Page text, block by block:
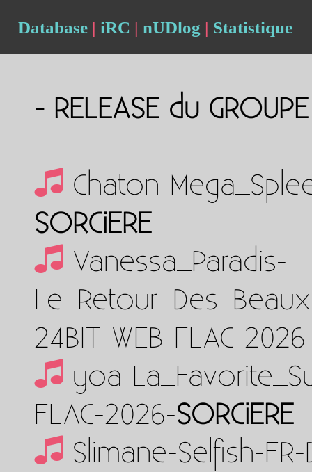
Database | iRC | nUDlog | Statistique
- RELEASE du
Chaton-
SORCiERE
Vanessa_Paradis-
24BIT-WEB-FLAC-
yoa-
FLAC-2026-SORCiERE
Slimane-Selfish-FR-